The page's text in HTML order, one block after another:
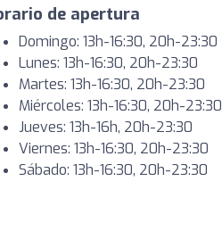
de apertura
Domingo: 13h-16:30, 20h-23:30
Lunes: 13h-16:30, 20h-23:30
Martes: 13h-16:30, 20h-23:30
Miércoles: 13h-16:30, 20h-23:30
Jueves: 13h-16h, 20h-23:30
Viernes: 13h-16:30, 20h-23:30
Sábado: 13h-16:30, 20h-23:30